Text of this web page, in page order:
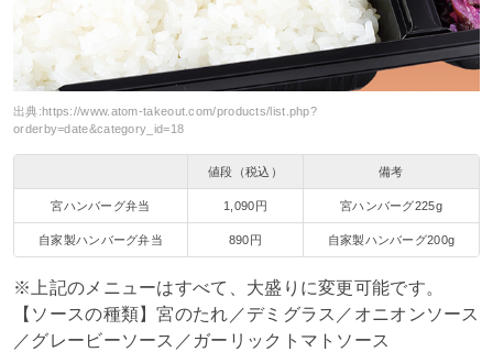
出典:https://www.atom-takeout.com/products/list.php?
orderby=date&category_id=18
値段（税込） 備考
宮ハンバーグ弁当 1,090円 宮ハンバーグ225g
自家製ハンバーグ弁当 890円 自家製ハンバーグ200g
※上記のメニューはすべて、大盛りに変更可能です。
【ソースの種類】宮のたれ／デミグラス／オニオンソース
／グレービーソース／ガーリックトマトソース